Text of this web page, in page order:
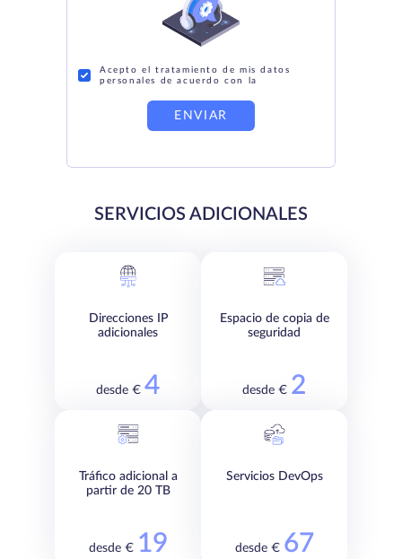
Acepto el tratamiento de mis datos
personales de acuerdo con la
ENVIAR
SERVICIOS ADICIONALES
Direcciones IP
adicionales
desde € 4
Espacio de copia de
seguridad
desde € 2
Tráfico adicional a
partir de 20 TB
desde € 19
Servicios DevOps
desde € 67